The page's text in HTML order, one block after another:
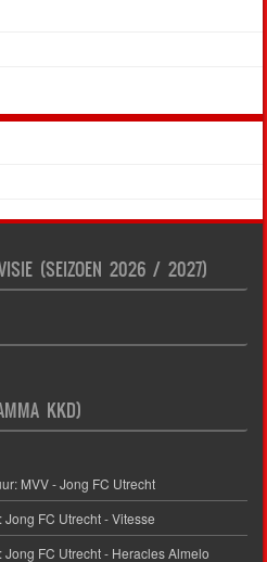
(SEIZOEN 2026 / 2027)
KKD)
MVV - Jong FC Utrecht
FC Utrecht - Vitesse
FC Utrecht - Heracles Almelo